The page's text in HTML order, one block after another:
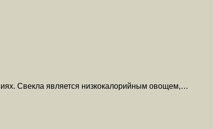
Свекла является низкокалорийным овощем,…